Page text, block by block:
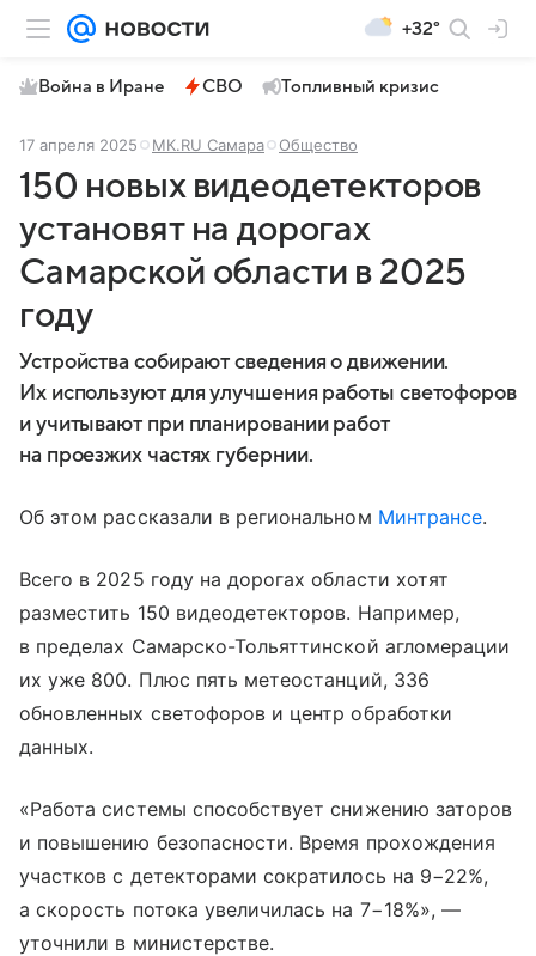
+32°
Война в Иране СВО Топливный кризис
17 апреля 2025 МК.RU Самара Общество
150 новых видеодетекторов
установят на дорогах
Самарской области в 2025
году
Устройства собирают сведения о движении.
Их используют для улучшения работы светофоров
и учитывают при планировании работ
на проезжих частях губернии.
Об этом рассказали в региональном Минтрансе.
Всего в 2025 году на дорогах области хотят
разместить 150 видеодетекторов. Например,
в пределах Самарско-Тольяттинской агломерации
их уже 800. Плюс пять метеостанций, 336
обновленных светофоров и центр обработки
данных.
«Работа системы способствует снижению заторов
и повышению безопасности. Время прохождения
участков с детекторами сократилось на 9−22%,
а скорость потока увеличилась на 7−18%», —
уточнили в министерстве.